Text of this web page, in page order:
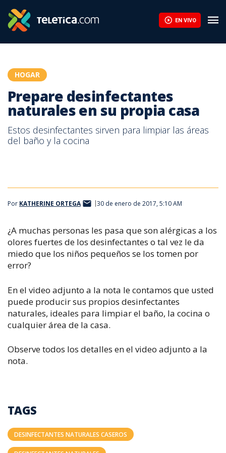
EN VIVO
HOGAR
Prepare desinfectantes
naturales en su propia casa
Estos desinfectantes sirven para limpiar las áreas
del baño y la cocina
Por KATHERINE ORTEGA 30 de enero de 2017, 5:10 AM
¿A muchas personas les pasa que son alérgicas a los
olores fuertes de los desinfectantes o tal vez le da
miedo que los niños pequeños se los tomen por
error?
En el video adjunto a la nota le contamos que usted
puede producir sus propios desinfectantes
naturales, ideales para limpiar el baño, la cocina o
cualquier área de la casa.
Observe todos los detalles en el video adjunto a la
nota.
TAGS
DESINFECTANTES NATURALES CASEROS